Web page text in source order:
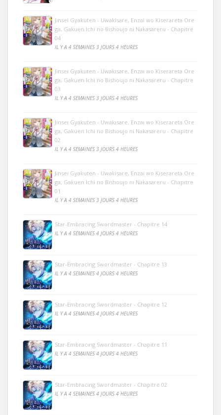
Jinsei Gyakuten - Uwakisare, Enzai wo Kiserareta Ore
ga, Gakuen Ichi no Bishoujo ni Nakasareru - Chapitre
04
IL Y A 4 SEMAINES 3 JOURS 4 HEURES
Jinsei Gyakuten - Uwakisare, Enzai wo Kiserareta Ore
ga, Gakuen Ichi no Bishoujo ni Nakasareru - Chapitre
03
IL Y A 4 SEMAINES 3 JOURS 4 HEURES
Jinsei Gyakuten - Uwakisare, Enzai wo Kiserareta Ore
ga, Gakuen Ichi no Bishoujo ni Nakasareru - Chapitre
02
IL Y A 4 SEMAINES 3 JOURS 4 HEURES
Jinsei Gyakuten - Uwakisare, Enzai wo Kiserareta Ore
ga, Gakuen Ichi no Bishoujo ni Nakasareru - Chapitre
01
IL Y A 4 SEMAINES 3 JOURS 4 HEURES
Star-Embracing Swordmaster - Chapitre 14
IL Y A 4 SEMAINES 4 JOURS 4 HEURES
Star-Embracing Swordmaster - Chapitre 13
IL Y A 4 SEMAINES 4 JOURS 4 HEURES
Star-Embracing Swordmaster - Chapitre 12
IL Y A 4 SEMAINES 4 JOURS 4 HEURES
Star-Embracing Swordmaster - Chapitre 11
IL Y A 4 SEMAINES 4 JOURS 4 HEURES
Star-Embracing Swordmaster - Chapitre 02
IL Y A 4 SEMAINES 4 JOURS 4 HEURES